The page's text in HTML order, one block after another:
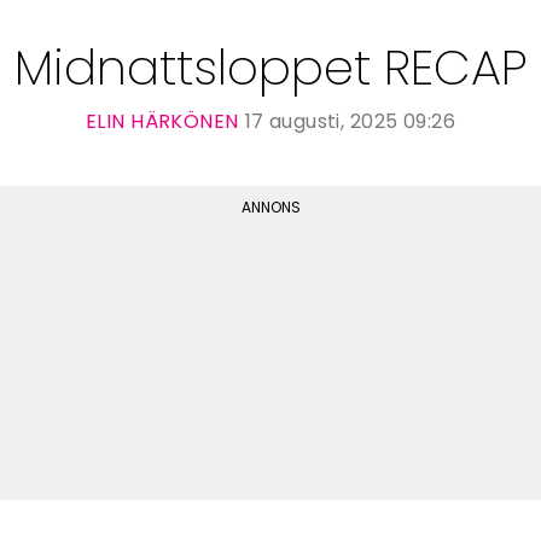
Midnattsloppet RECAP
ELIN HÄRKÖNEN 17 augusti, 2025 09:26